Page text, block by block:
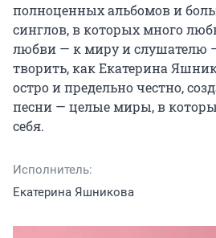
полноценных альбомов и
синглов, в которых много
любви — к миру и слушателю
творить, как Екатерина
остро и предельно честно,
песни — целые миры, в
себя.
Исполнитель:
Екатерина Яшникова